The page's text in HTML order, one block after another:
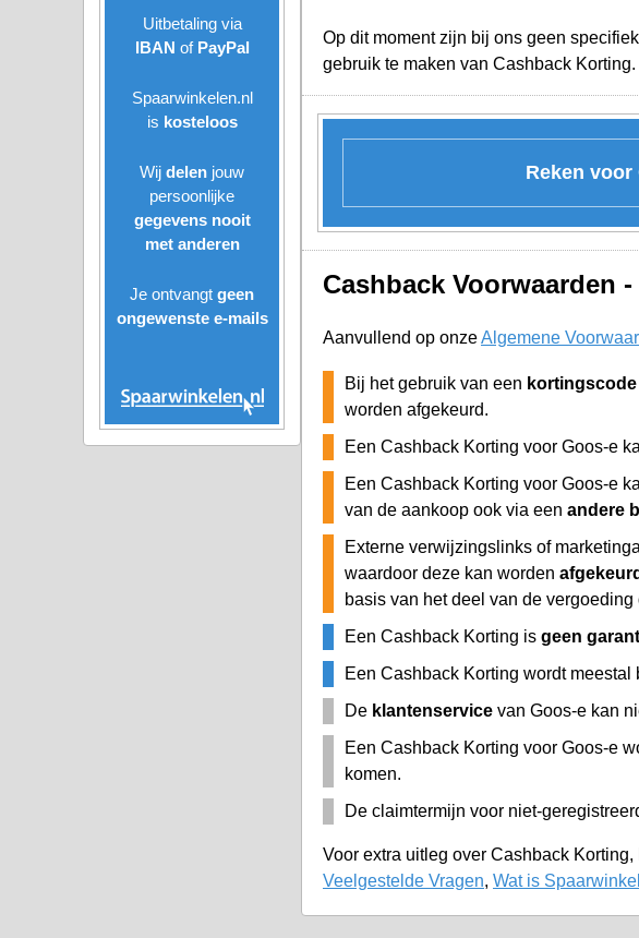
Uitbetaling via
IBAN of PayPal
Spaarwinkelen.nl
is kosteloos
Wij delen jouw
persoonlijke
gegevens nooit
met anderen
Je ontvangt geen
ongewenste e-mails
Op dit moment zijn bij ons geen
gebruik te maken van Cashback
Reken
Cashback Voorwaarden
Aanvullend op onzeAlgemene
Bij het gebruik van een kortingscode
worden afgekeurd.
Een Cashback Korting voor Goos-e
Een Cashback Korting voor Goos-e
van de aankoop ook via een andere
Externe verwijzingslinks of
waardoor deze kan worden
basis van het deel van de
Een Cashback Korting is geen
Een Cashback Korting wordt
De klantenservice van Goos-e kan
Een Cashback Korting voor Goos-e
komen.
De claimtermijn voor niet-
Voor extra uitleg over Cashback
Veelgestelde Vragen, Wat is